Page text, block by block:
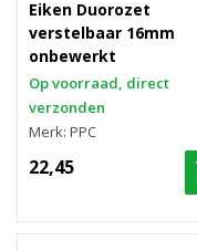
Eiken Duorozet
verstelbaar 16mm
onbewerkt
Op voorraad, direct
verzonden
Merk: PPC
22,45